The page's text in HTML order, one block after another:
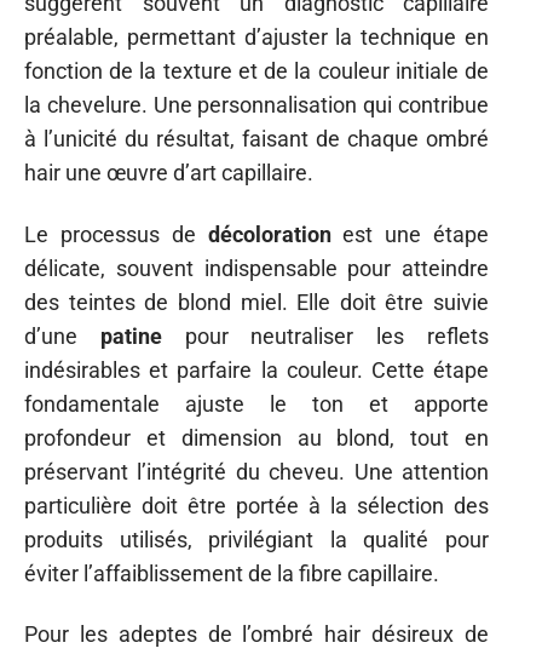
préalable, permettant d’ajuster la technique en
fonction de la texture et de la couleur initiale de
la chevelure. Une personnalisation qui contribue
à l’unicité du résultat, faisant de chaque ombré
hair une œuvre d’art capillaire.
Le processus de décolorationest une étape
délicate, souvent indispensable pour atteindre
des teintes de blond miel. Elle doit être suivie
d’une patinepour neutraliser les reflets
indésirables et parfaire la couleur. Cette étape
fondamentale ajuste le ton et apporte
profondeur et dimension au blond, tout en
préservant l’intégrité du cheveu. Une attention
particulière doit être portée à la sélection des
produits utilisés, privilégiant la qualité pour
éviter l’affaiblissement de la fibre capillaire.
Pour les adeptes de l’ombré hair désireux de